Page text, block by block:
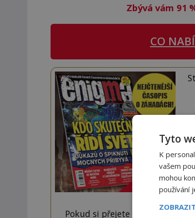
Zbývá vám 91
CO
Pokud si přejete odemknout
Tyto
K
vašem
mohou
používání